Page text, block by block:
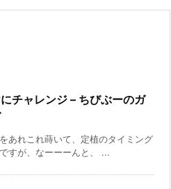
チャレンジ – ちびぶーのガ
あれこれ蒔いて、定植のタイミング
すが、なーーーんと、 ...